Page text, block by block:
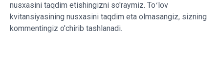
nusxasini taqdim etishingizni so'raymiz. Toʻlov
kvitansiyasining nusxasini taqdim eta olmasangiz, sizning
kommentingiz o'chirib tashlanadi.